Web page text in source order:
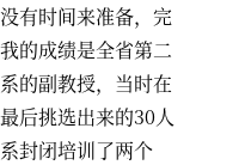
有时间来准备，完
的成绩是全省第二
的副教授，当时在
后挑选出来的30人
封闭培训了两个